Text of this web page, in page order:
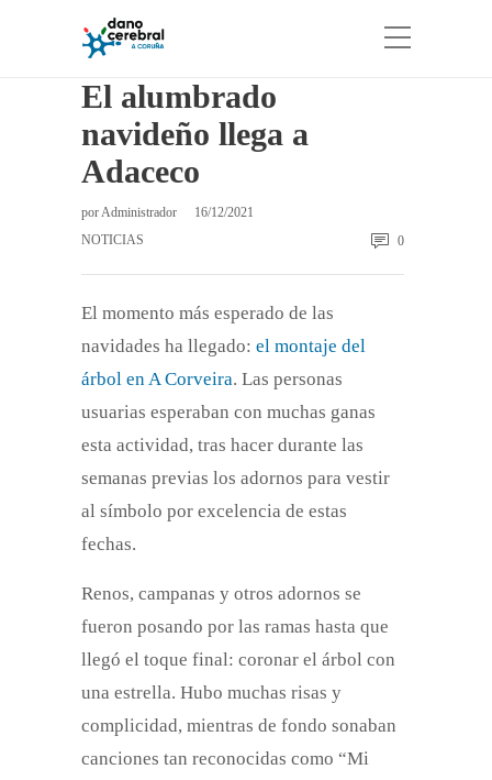
El alumbrado
navideño llega a
Adaceco
porAdministrador
16/12/2021
NOTICIAS
0
El momento más esperado de las
navidades ha llegado: el montaje del
árbol en A Corveira. Las personas
usuarias esperaban con muchas ganas
esta actividad, tras hacer durante las
semanas previas los adornos para vestir
al símbolo por excelencia de estas
fechas.
Renos, campanas y otros adornos se
fueron posando por las ramas hasta que
llegó el toque final: coronar el árbol con
una estrella. Hubo muchas risas y
complicidad, mientras de fondo sonaban
canciones tan reconocidas como “Mi